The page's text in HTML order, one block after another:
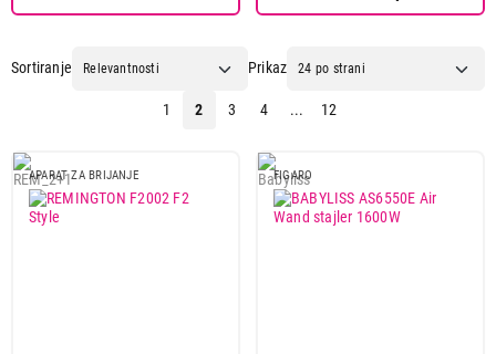
Sortiranje Prikaz
1 2 3 4 ... 12
APARAT ZA BRIJANJE FIGARO
4.199,00
REMINGTON F2002 F2 Style
Proizvod je dodat u korpu.